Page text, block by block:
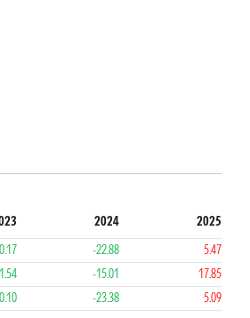
2024
2025
-22.88
5.47
-15.01
17.85
-23.38
5.09
4 3